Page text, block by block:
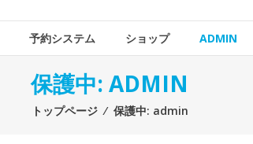
予約システム ショップ ADMIN
保護中: ADMIN
トップページ ⁄ 保護中: admin